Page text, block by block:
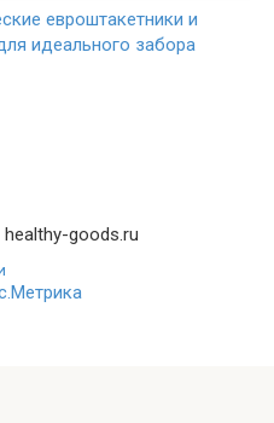
евроштакетники и
идеального забора
goods.ru